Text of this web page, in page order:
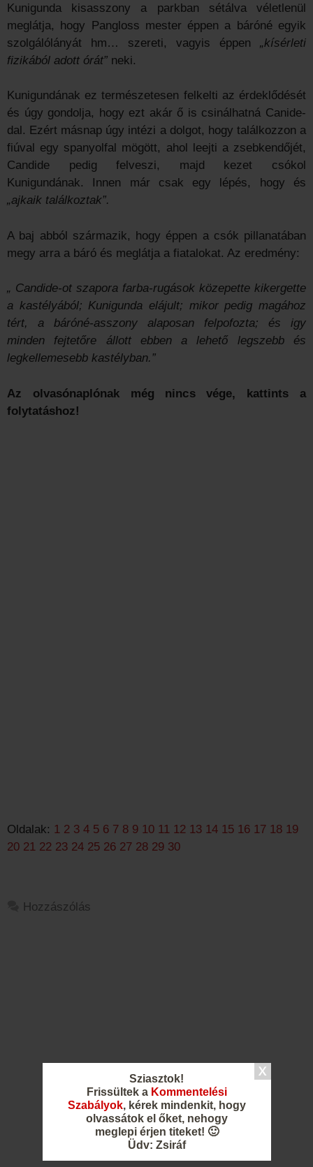
Sziasztok!
Frissültek a Kommentelési
Szabályok, kérek mindenkit, hogy
olvassátok el őket, nehogy
meglepi érjen titeket! 🙂
Üdv: Zsiráf
Kunigunda kisasszony a parkban sétálva véletlenül
meglátja, hogy Pangloss mester éppen a báróné egyik
szolgálólányát hm… szereti, vagyis éppen „kísérleti
fizikából adott órát” neki.
Kunigundának ez természetesen felkelti az érdeklődését
és úgy gondolja, hogy ezt akár ő is csinálhatná Canide-
dal. Ezért másnap úgy intézi a dolgot, hogy találkozzon a
fiúval egy spanyolfal mögött, ahol leejti a zsebkendőjét,
Candide pedig felveszi, majd kezet csókol
Kunigundának. Innen már csak egy lépés, hogy és
„ajkaik találkoztak”.
A baj abból származik, hogy éppen a csók pillanatában
megy arra a báró és meglátja a fiatalokat. Az eredmény:
„ Candide-ot szapora farba-rugások közepette kikergette
a kastélyából; Kunigunda elájult; mikor pedig magához
tért, a báróné-asszony alaposan felpofozta; és igy
minden fejtetőre állott ebben a lehető legszebb és
legkellemesebb kastélyban.”
Az olvasónaplónak még nincs vége, kattints a
folytatáshoz!
Oldalak: 1 2 3 4 5 6 7 8 9 10 11 12 13 14 15 16 17 18 19
20 21 22 23 24 25 26 27 28 29 30
Hozzászólás